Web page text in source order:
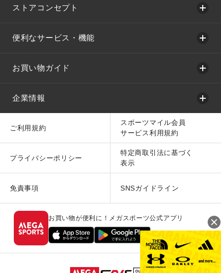
ストアコンセプト
便利なサービス・機能
お買い物ガイド
企業情報
ご利用規約
スポーツマイル会員
サービス利用規約
プライバシーポリシー
特定商取引法に基づく
表示
免責事項 SNSガイドライン
お買い物が便利に！メガスポーツ公式アプリ